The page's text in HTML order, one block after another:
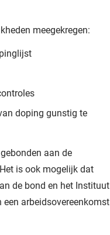
meegekregen:
doping gunstig te
aan de
is ook mogelijk dat
de bond en het Instituut
arbeidsovereenkomst